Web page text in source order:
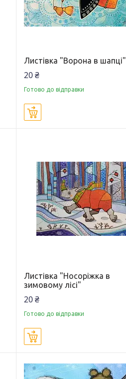
Листівка "Ворона в шапці"
20 ₴
Готово до відправки
Листівка "Носоріжка в
зимовому лісі"
20 ₴
Готово до відправки